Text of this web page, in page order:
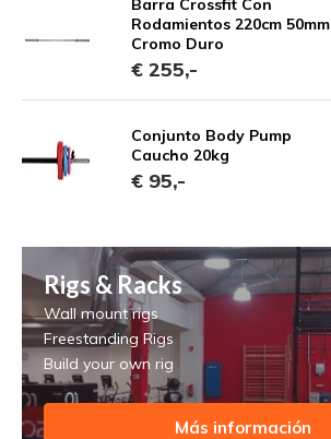
Barra Crossfit Con
Rodamientos 220cm 50mm
Cromo Duro
€ 255,-
Conjunto Body Pump
Caucho 20kg
€ 95,-
Rigs & Racks
Wall mount rigs
Freestanding Rigs
Build your own rig
Más información